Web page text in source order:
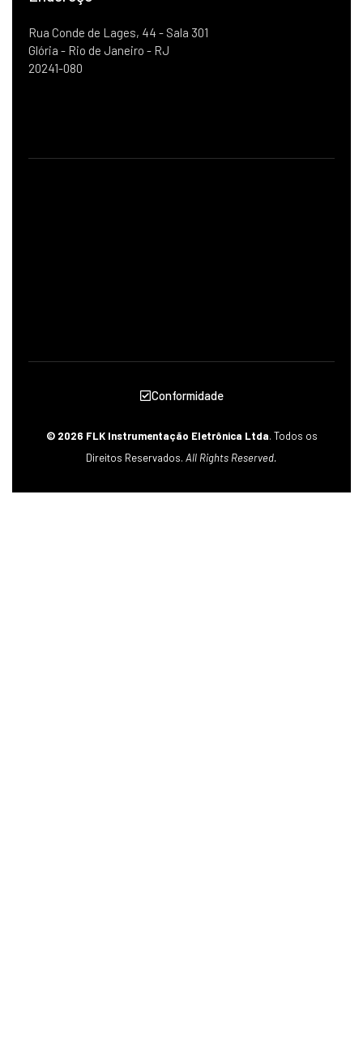
Rua Conde de Lages, 44 - Sala 301
Glória - Rio de Janeiro - RJ
20241-080
© 2026 FLK Instrumentação Eletrônica Ltda. Todos os
Direitos Reservados. All Rights Reserved.
Conformidade